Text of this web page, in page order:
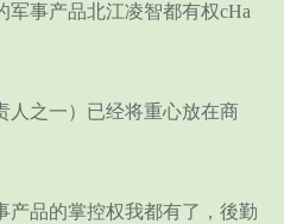
事产品北江凌智都有权cHa
之一）已经将重心放在商
品的掌控权我都有了，後勤